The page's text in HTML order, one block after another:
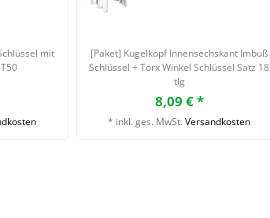
mit
[Paket] Kugelkopf Innensechskant Imbuß
Schlüssel + Torx Winkel Schlüssel Satz 18
tlg
8,09 € *
* inkl. ges. MwSt. Versandkosten